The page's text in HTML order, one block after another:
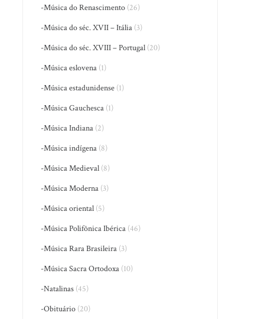
-Música do Renascimento (26)
-Música do séc. XVII – Itália (3)
-Música do séc. XVIII – Portugal (20)
-Música eslovena (1)
-Música estadunidense (1)
-Música Gauchesca (1)
-Música Indiana (2)
-Música indígena (8)
-Música Medieval (8)
-Música Moderna (3)
-Música oriental (5)
-Música Polifônica Ibérica (46)
-Música Rara Brasileira (3)
-Música Sacra Ortodoxa (10)
-Natalinas (45)
-Obituário (20)